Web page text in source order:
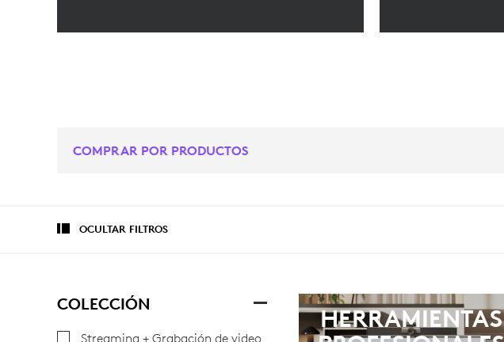
COMPRAR POR PRODUCTOS
OCULTAR FILTROS
COLECCIÓN
Streaming + Grabación de video
HERRAMIENTAS